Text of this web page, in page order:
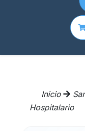
Inicio
Hospitalario